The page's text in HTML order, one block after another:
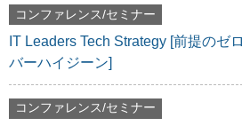
コンファレンス/セミナー
IT Leaders Tech Strategy [前提のゼ
バーハイジーン]
コンファレンス/セミナー